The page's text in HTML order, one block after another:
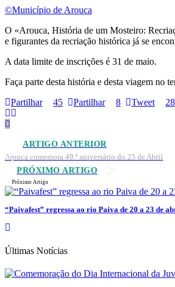
©Município de Arouca
O «Arouca, História de um Mosteiro:
e figurantes da recriação histórica já se
A data limite de inscrições é 31 de maio.
Faça parte desta história e desta viagem no
Partilhar
45 Partilhar 8 Tweet 28
ARTIGO ANTERIOR
Arouca comemora 49.º aniversário do 25 de Abril
PRÓXIMO ARTIGO
Próximo Artigo
“Paivafest” regressa ao rio Paiva de 20 a 23 de
Últimas Notícias